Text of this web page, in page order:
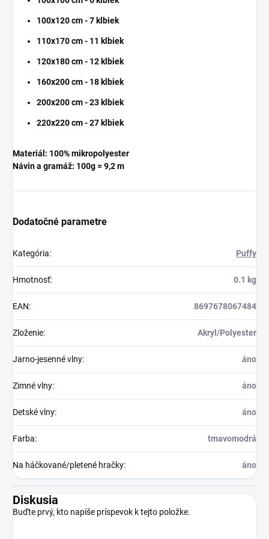
100x120 cm - 7 klbiek
110x170 cm - 11 klbiek
120x180 cm - 12 klbiek
160x200 cm - 18 klbiek
200x200 cm - 23 klbiek
220x220 cm - 27 klbiek
Materiál: 100%mikropolyester
Návin a gramáž: 100g = 9,2 m
Dodatočné parametre
Kategória: Puffy
Hmotnosť: 0.1 kg
EAN: 8697678067484
Zloženie: Akryl/Polyester
Jarno-jesenné vlny: áno
Zimné vlny: áno
Detské vlny: áno
Farba: tmavomodrá
Na háčkované/pletené hračky: áno
Diskusia
Buďte prvý, kto napíše príspevok k tejto položke.